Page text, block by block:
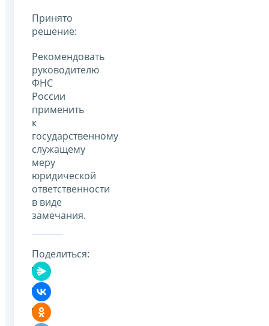
Принято
решение:
Рекомендовать
руководителю
ФНС
России
применить
к
государственному
служащему
меру
юридической
ответственности
в виде
замечания.
Поделиться: